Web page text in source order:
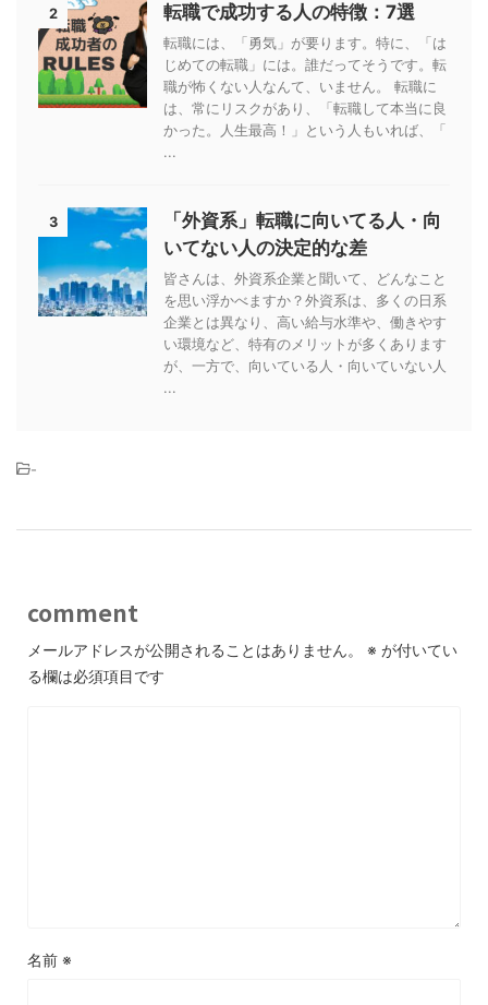
2 転職で成功する人の特徴：7選
転職には、「勇気」が要ります。特に、「は
じめての転職」には。誰だってそうです。転
職が怖くない人なんて、いません。 転職に
は、常にリスクがあり、「転職して本当に良
かった。人生最高！」という人もいれば、「
...
3
「外資系」転職に向いてる人・向
いてない人の決定的な差
皆さんは、外資系企業と聞いて、どんなこと
を思い浮かべますか？外資系は、多くの日系
企業とは異なり、高い給与水準や、働きやす
い環境など、特有のメリットが多くあります
が、一方で、向いている人・向いていない人
...
-
comment
メールアドレスが公開されることはありません。 ※ が付いてい
る欄は必須項目です
名前 ※